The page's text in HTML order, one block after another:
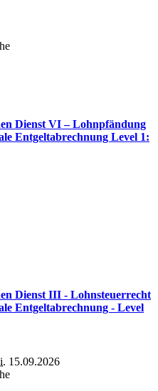
Dienst VI – Lohnpfändung
Entgeltabrechnung Level 1:
Dienst III - Lohnsteuerrecht
Entgeltabrechnung - Level
15.09.2026